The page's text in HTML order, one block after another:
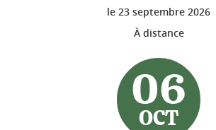
le 23 septembre 2026
À distance
06
OCT